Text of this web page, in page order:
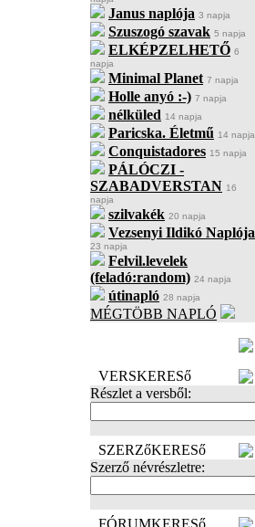
Janus naplója 3 napja
Szuszogó szavak 5 napja
ELKÉPZELHETŐ 6
napja
Minimal Planet 7 napja
Holle anyó :-) 7 napja
nélküled 14 napja
Paricska. Életmű 14 napja
Conquistadores 15 napja
PÁLÓCZI -
SZABADVERSTAN 16
napja
szilvakék 20 napja
Vezsenyi Ildikó Naplója
23 napja
Felvil.levelek
(feladó:random) 24 napja
útinapló 28 napja
MÉGTÖBB NAPLÓ
VERSKERESő
Részlet a versből:
SZERZőKERESő
Szerző névrészletre:
FÓRUMKERESő